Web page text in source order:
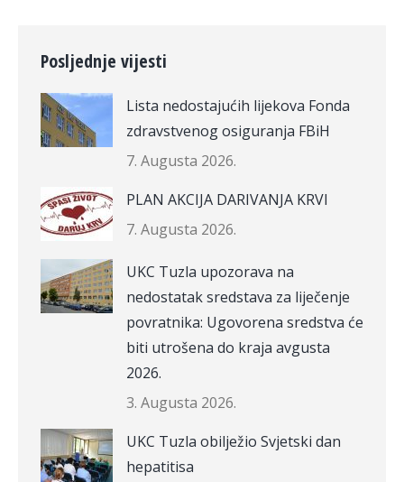
Posljednje vijesti
Lista nedostajućih lijekova Fonda
zdravstvenog osiguranja FBiH
7. Augusta 2026.
PLAN AKCIJA DARIVANJA KRVI
7. Augusta 2026.
UKC Tuzla upozorava na
nedostatak sredstava za liječenje
povratnika: Ugovorena sredstva će
biti utrošena do kraja avgusta
2026.
3. Augusta 2026.
UKC Tuzla obilježio Svjetski dan
hepatitisa